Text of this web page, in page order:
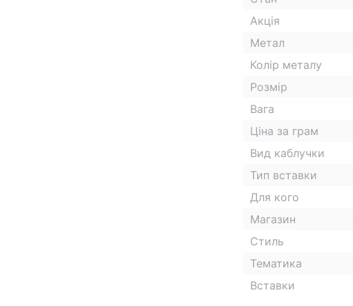
Акція
Метал
Колір металу
Розмір
Вага
Ціна за грам
Вид каблучки
Тип вставки
Для кого
Магазин
Стиль
Тематика
Вставки